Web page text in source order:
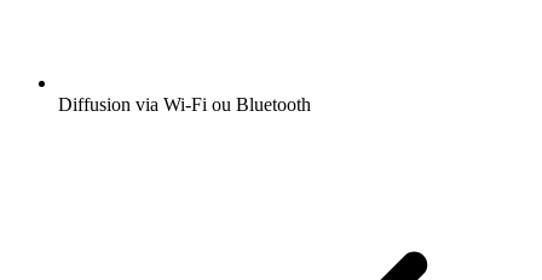
Diffusion via Wi-Fi ou Bluetooth